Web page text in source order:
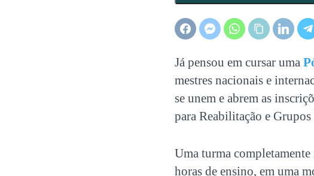
Já pensou em cursar uma
mestres nacionais e
se unem e abrem as
para Reabilitação e Grupos
Uma turma
horas de ensino, em uma